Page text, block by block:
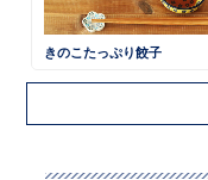
きのこたっぷり餃子